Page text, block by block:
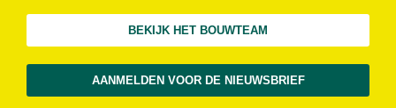
BEKIJK HET BOUWTEAM
AANMELDEN VOOR DE NIEUWSBRIEF